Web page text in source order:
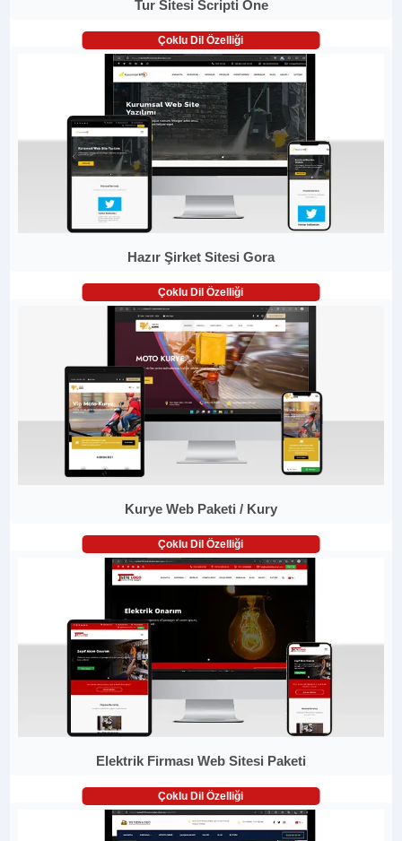
Tur Sitesi Scripti One
Çoklu Dil Özelliği
Hazır Şirket Sitesi Gora
Çoklu Dil Özelliği
Kurye Web Paketi / Kury
Çoklu Dil Özelliği
Elektrik Firması Web Sitesi Paketi
Çoklu Dil Özelliği